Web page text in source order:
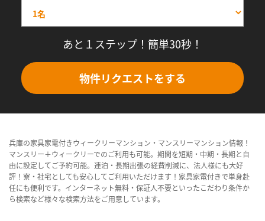
あと１ステップ！簡単30秒！
物件リクエストをする
兵庫の家具家電付きウィークリーマンション・マンスリーマンション情報！
マンスリー＋ウィークリーでのご利用も可能。期間を短期・中期・長期と自
由に設定してご予約可能。連泊・長期出張の経費削減に、法人様にも大好
評！寮・社宅としても安心してご利用いただけます！家具家電付きで単身赴
任にも便利です。インターネット無料・保証人不要といったこだわり条件か
ら検索など様々な検索方法をご用意しています。